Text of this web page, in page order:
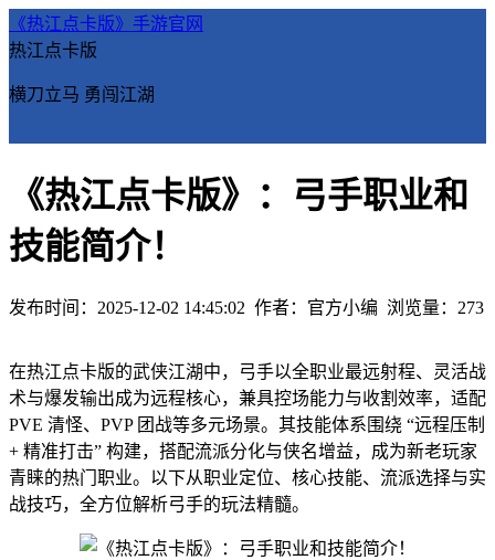
《热江点卡版》手游官网
热江点卡版
横刀立马 勇闯江湖
《热江点卡版》：弓手职业和
技能简介！
发布时间：2025-12-02 14:45:02 作者：官方小编 浏览量： 273
在热江点卡版的武侠江湖中，弓手以全职业最远射程、灵活战
术与爆发输出成为远程核心，兼具控场能力与收割效率，适配
PVE 清怪、PVP 团战等多元场景。其技能体系围绕 “远程压制
+ 精准打击” 构建，搭配流派分化与侠名增益，成为新老玩家
青睐的热门职业。以下从职业定位、核心技能、流派选择与实
战技巧，全方位解析弓手的玩法精髓。